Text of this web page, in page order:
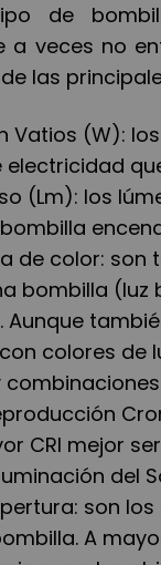
de
a veces no
las
Vatios (W):
(Lm): los
de color: son
bombilla (luz
colores de
CRI mejor
del
son
A